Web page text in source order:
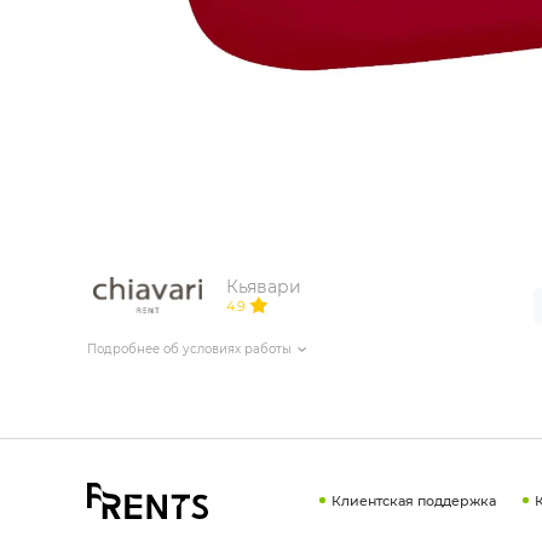
ИЗДЕЛИЯ ДЛЯ КОМФОРТА
ТЕХНИЧЕСКОЕ ОБОРУДОВАНИЕ
Кьявари
4.9
Подробнее об условиях работы
Клиентская поддержка